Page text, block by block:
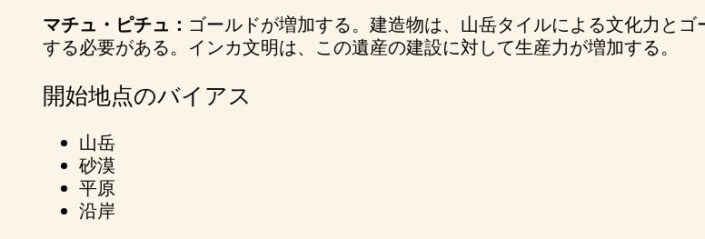
マチュ・ピチュ： ゴールドが増加する。建造物は、山岳タイルによる文化力と
する必要がある。インカ文明は、この遺産の建設に対して生産力が増加する。
開始地点のバイアス
山岳
砂漠
平原
沿岸